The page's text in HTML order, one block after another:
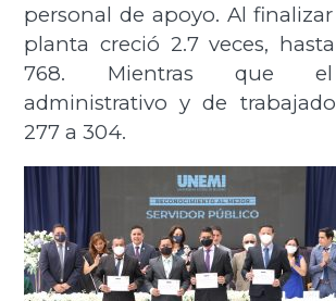
personal de apoyo. Al finalizar
planta creció 2.7 veces,
768. Mientras que el
administrativo y de
277 a 304.